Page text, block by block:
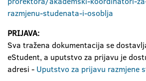
razmjenu-studenata-i-osoblja
PRIJAVA:
Sva tražena dokumentacija se
eStudent, a uputstvo za prijavu je
adresi - Uputstvo za prijavu razmjene